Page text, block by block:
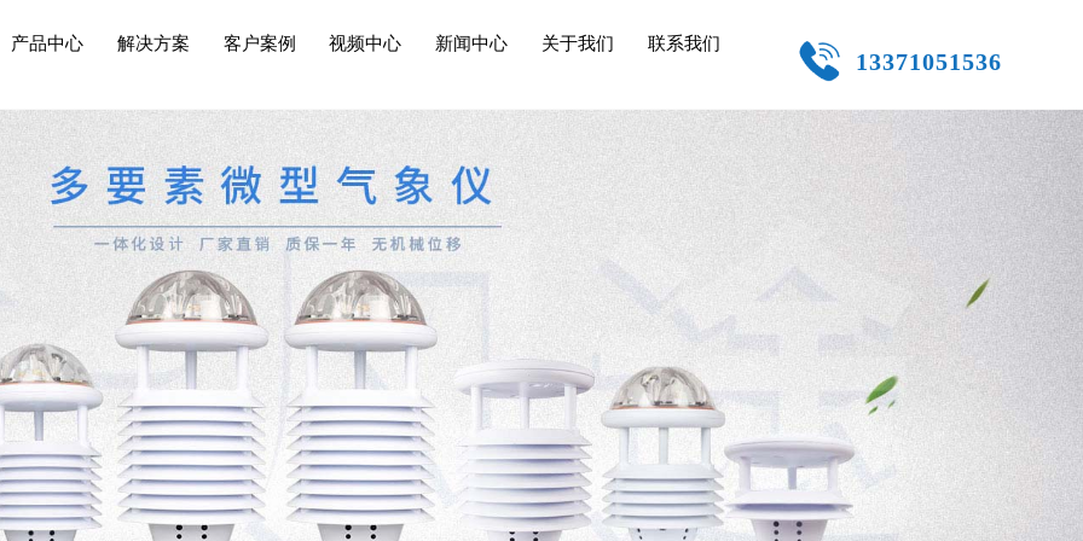
13371051536
产品中心 解决方案 客户案例 视频中心 新闻中心 关于我们 联系我们